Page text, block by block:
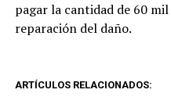
pagar la cantidad de 60
reparación del daño.
ARTÍCULOS RELACIONADOS: